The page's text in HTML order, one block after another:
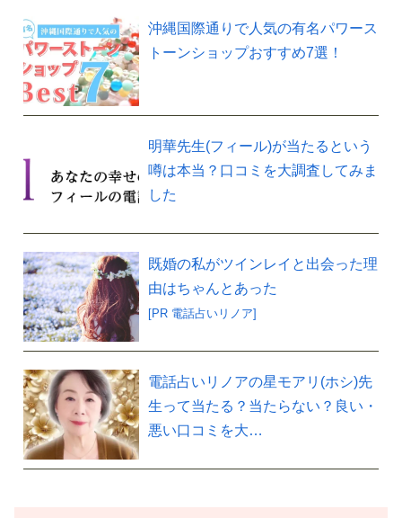
沖縄国際通りで人気の有名パワース
トーンショップおすすめ7選！
明華先生(フィール)が当たるという
噂は本当？口コミを大調査してみま
した
既婚の私がツインレイと出会った理
由はちゃんとあった
[PR 電話占いリノア]
電話占いリノアの星モアリ(ホシ)先
生って当たる？当たらない？良い・
悪い口コミを大…